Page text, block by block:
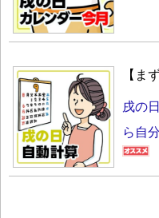
【ま
戌の
ら自